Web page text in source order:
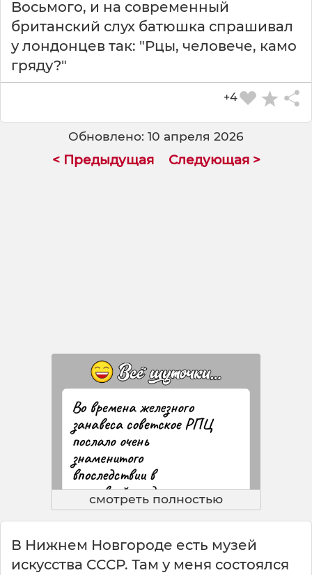
Bосьмого, и на современный
британский слух батюшка спрашивал
у лондонцев так: "Pцы, человече, камо
гряду?"
+4
Обновлено: 10 апреля 2026
< Предыдущая Следующая >
смотреть полностью
В Нижнем Новгороде есть музей
искусства СССР. Там у меня состоялся